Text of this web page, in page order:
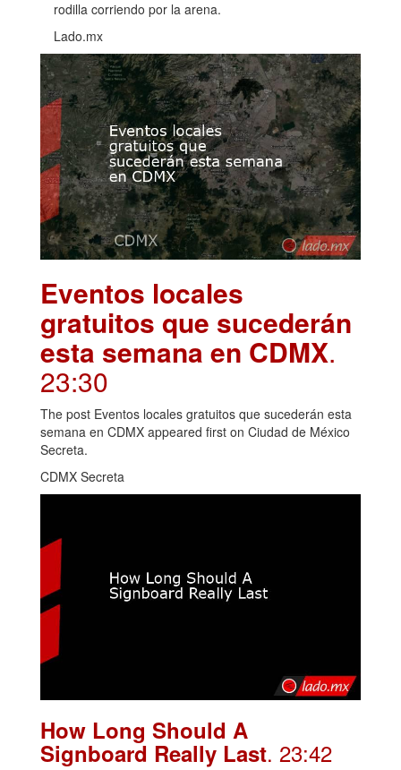
rodilla corriendo por la arena.
Lado.mx
Eventos locales
gratuitos que sucederán
esta semana en CDMX.
23:30
The post Eventos locales gratuitos que sucederán esta
semana en CDMX appeared first on Ciudad de México
Secreta.
CDMX Secreta
How Long Should A
Signboard Really Last. 23:42